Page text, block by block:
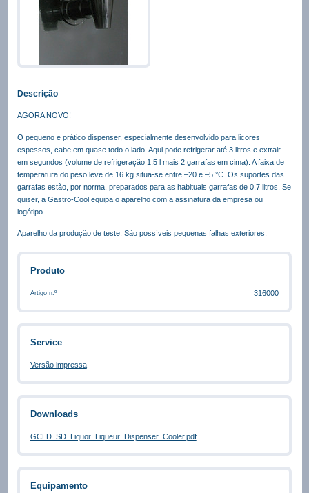
Descrição
AGORA NOVO!
O pequeno e prático dispenser, especialmente desenvolvido para licores
espessos, cabe em quase todo o lado. Aqui pode refrigerar até 3 litros e extrair
em segundos (volume de refrigeração 1,5 l mais 2 garrafas em cima). A faixa de
temperatura do peso leve de 16 kg situa-se entre –20 e –5 °C. Os suportes das
garrafas estão, por norma, preparados para as habituais garrafas de 0,7 litros. Se
quiser, a Gastro-Cool equipa o aparelho com a assinatura da empresa ou
logótipo.
Aparelho da produção de teste. São possíveis pequenas falhas exteriores.
Produto
Artigo n.º 316000
Service
Versão impressa
Downloads
GCLD_SD_Liquor_Liqueur_Dispenser_Cooler.pdf
Equipamento